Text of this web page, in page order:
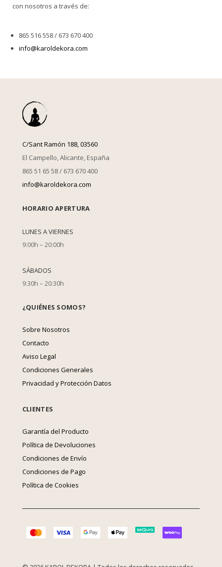
con nosotros a través de:
865 516 558 / 673 670 400
info@karoldekora.com
C/Sant Ramón 188, 03560
El Campello, Alicante, España
865 51 65 58 / 673 670 400
info@karoldekora.com
HORARIO APERTURA
LUNES A VIERNES
9:00h – 20:00h
SÁBADOS
9:30h – 20:30h
¿QUIÉNES SOMOS?
Sobre Nosotros
Contacto
Aviso Legal
Condiciones Generales
Privacidad y Protección Datos
CLIENTES
Garantía del Producto
Política de Devoluciones
Condiciones de Envío
Condiciones de Pago
Política de Cookies